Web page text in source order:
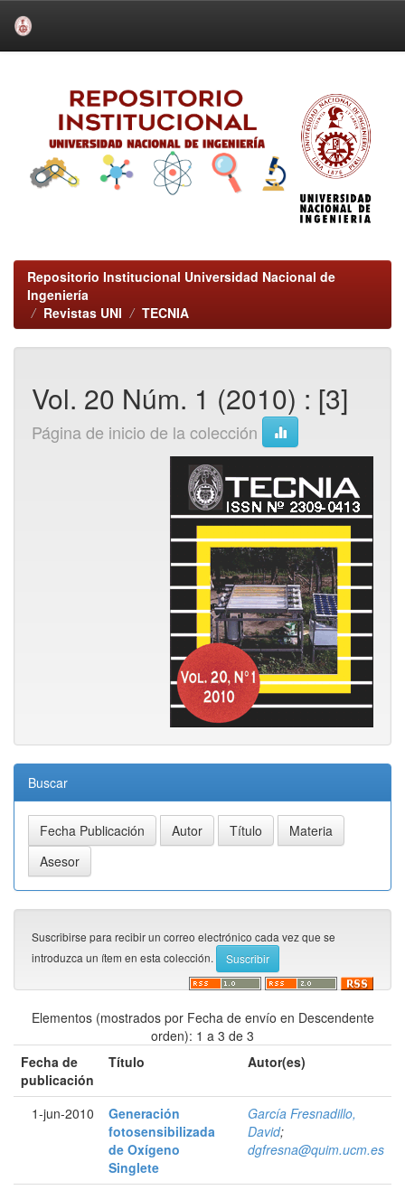
Repositorio Institucional Universidad Nacional de
Ingeniería
Revistas UNI
TECNIA
Vol. 20 Núm. 1 (2010) : [3]
Página de inicio de la colección
Buscar
Suscribirse para recibir un correo electrónico cada vez que se
introduzca un ítem en esta colección.
Elementos (mostrados por Fecha de envío en Descendente
orden): 1 a 3 de 3
Fecha de
publicación
Título Autor(es)
1-jun-2010
Generación
fotosensibilizada
de Oxígeno
Singlete
García Fresnadillo,
David;
dgfresna@quim.ucm.es